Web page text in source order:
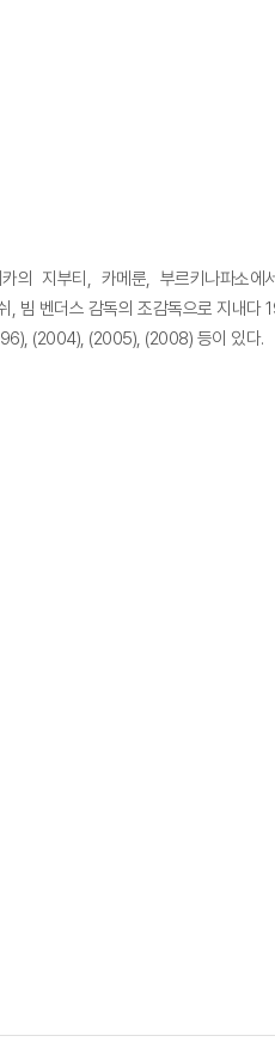
의 지부티, 카메룬, 부르키나파소에
, 빔 벤더스 감독의 조감독으로 지내다
(2004), (2005), (2008) 등이 있다.